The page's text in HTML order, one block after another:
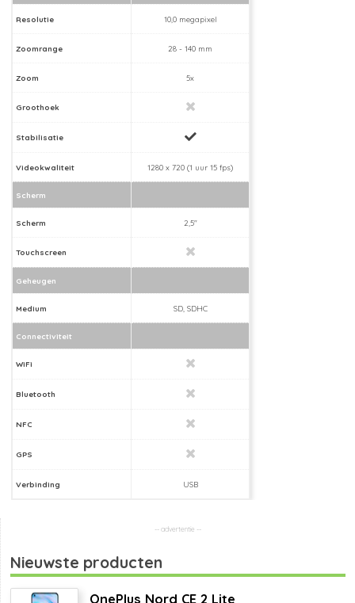
Resolutie 10,0 megapixel
Zoomrange 28 - 140 mm
Zoom 5x
Groothoek
Stabilisatie
Videokwaliteit 1280 x 720 (1 uur 15 fps)
Scherm
Scherm 2,5"
Touchscreen
Geheugen
Medium SD, SDHC
Connectiviteit
WiFi
Bluetooth
NFC
GPS
Verbinding USB
Nieuwste producten
OnePlus Nord CE 2 Lite